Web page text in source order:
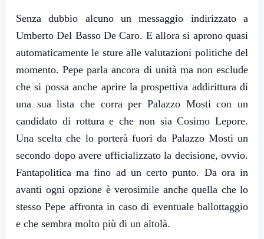
Senza dubbio alcuno un messaggio indirizzato a
Umberto Del Basso De Caro. E allora si aprono quasi
automaticamente le sture alle valutazioni politiche del
momento. Pepe parla ancora di unità ma non esclude
che si possa anche aprire la prospettiva addirittura di
una sua lista che corra per Palazzo Mosti con un
candidato di rottura e che non sia Cosimo Lepore.
Una scelta che lo porterà fuori da Palazzo Mosti un
secondo dopo avere ufficializzato la decisione, ovvio.
Fantapolitica ma fino ad un certo punto. Da ora in
avanti ogni opzione è verosimile anche quella che lo
stesso Pepe affronta in caso di eventuale ballottaggio
e che sembra molto più di un altolà.